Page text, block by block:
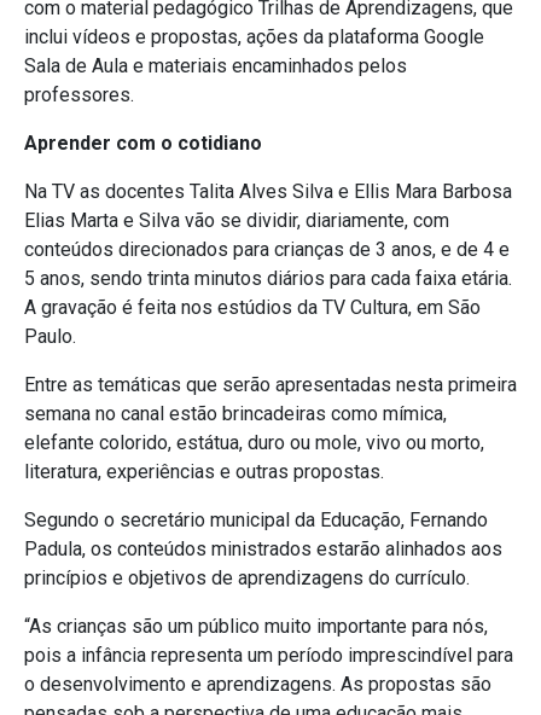
com o material pedagógico Trilhas de Aprendizagens, que
inclui vídeos e propostas, ações da plataforma Google
Sala de Aula e materiais encaminhados pelos
professores.
Aprender com o cotidiano
Na TV as docentes Talita Alves Silva e Ellis Mara Barbosa
Elias Marta e Silva vão se dividir, diariamente, com
conteúdos direcionados para crianças de 3 anos, e de 4 e
5 anos, sendo trinta minutos diários para cada faixa etária.
A gravação é feita nos estúdios da TV Cultura, em São
Paulo.
Entre as temáticas que serão apresentadas nesta primeira
semana no canal estão brincadeiras como mímica,
elefante colorido, estátua, duro ou mole, vivo ou morto,
literatura, experiências e outras propostas.
Segundo o secretário municipal da Educação, Fernando
Padula, os conteúdos ministrados estarão alinhados aos
princípios e objetivos de aprendizagens do currículo.
“As crianças são um público muito importante para nós,
pois a infância representa um período imprescindível para
o desenvolvimento e aprendizagens. As propostas são